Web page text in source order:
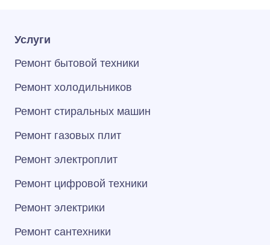
Услуги
Ремонт бытовой техники
Ремонт холодильников
Ремонт стиральных машин
Ремонт газовых плит
Ремонт электроплит
Ремонт цифровой техники
Ремонт электрики
Ремонт сантехники